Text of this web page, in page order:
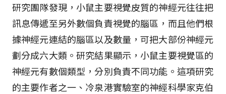
研究團隊發現，小鼠主要視覺皮質的神經元往往把
訊息傳遞至另外數個負責視覺的腦區，而且他們根
據神經元連結的腦區以及數量，可把大部份神經元
劃分成六大類。研究結果顯示，小鼠主要視覺區的
神經元有數個類型，分別負責不同功能。這項研究
的主要作者之一、冷泉港實驗室的神經科學家克伯